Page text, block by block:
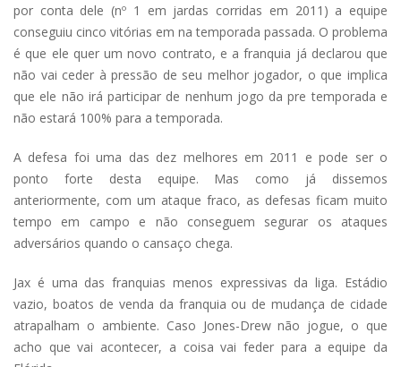
por conta dele (nº 1 em jardas corridas em 2011) a equipe
conseguiu cinco vitórias em na temporada passada. O problema
é que ele quer um novo contrato, e a franquia já declarou que
não vai ceder à pressão de seu melhor jogador, o que implica
que ele não irá participar de nenhum jogo da pre temporada e
não estará 100% para a temporada.
A defesa foi uma das dez melhores em 2011 e pode ser o
ponto forte desta equipe. Mas como já dissemos
anteriormente, com um ataque fraco, as defesas ficam muito
tempo em campo e não conseguem segurar os ataques
adversários quando o cansaço chega.
Jax é uma das franquias menos expressivas da liga. Estádio
vazio, boatos de venda da franquia ou de mudança de cidade
atrapalham o ambiente. Caso Jones-Drew não jogue, o que
acho que vai acontecer, a coisa vai feder para a equipe da